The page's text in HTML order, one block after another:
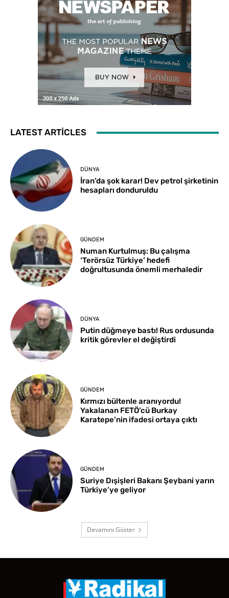
LATEST ARTICLES
DÜNYA
İran’da şok karar! Dev petrol şirketinin
hesapları donduruldu
GÜNDEM
Numan Kurtulmuş: Bu çalışma
‘Terörsüz Türkiye’ hedefi
doğrultusunda önemli merhaledir
DÜNYA
Putin düğmeye bastı! Rus ordusunda
kritik görevler el değiştirdi
GÜNDEM
Kırmızı bültenle aranıyordu!
Yakalanan FETÖ’cü Burkay
Karatepe’nin ifadesi ortaya çıktı
GÜNDEM
Suriye Dışişleri Bakanı Şeybani yarın
Türkiye’ye geliyor
Devamını Göster